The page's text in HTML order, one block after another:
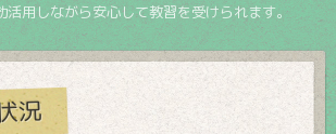
活用しながら安心して教習を受けられます。
況